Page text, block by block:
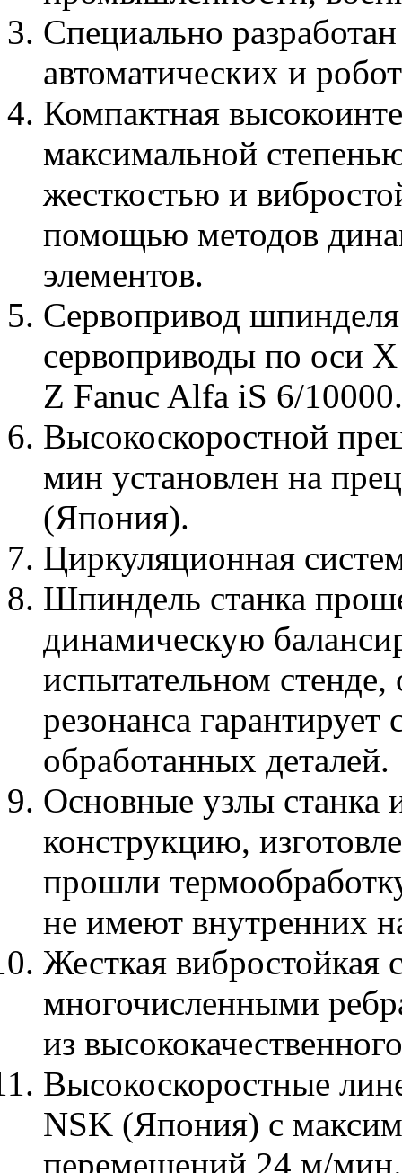
Специально
автоматических и
Компактная
максимальной
жесткостью и
помощью методов
элементов.
Сервопривод
сервоприводы по оси
Z Fanuc Alfa iS 6/10000.
Высокоскоростной
мин установлен на
(Япония).
Циркуляционная
Шпиндель станка
динамическую
испытательном стенде,
резонанса
обработанных деталей.
Основные узлы
конструкцию,
прошли
не имеют внутренних
Жесткая вибростойкая
многочисленными
из
Высокоскоростные
NSK (Япония) с
перемещений 24 м/мин.